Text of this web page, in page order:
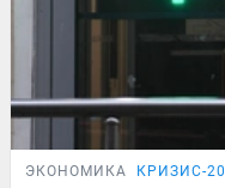
ЭКОНОМИКА КРИЗИС-